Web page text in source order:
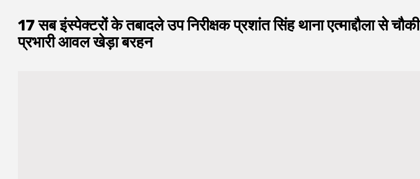
17 सब इंस्पेक्टरों के तबादले उप निरीक्षक प्रशांत सिंह थाना एत्माद्दौला से चौकी
प्रभारी आवल खेड़ा बरहन